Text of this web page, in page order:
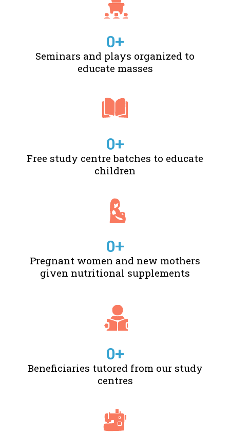
Seminars and plays organized to
educate masses
0+
Free study centre batches to educate
children
0+
Pregnant women and new mothers
given nutritional supplements
0+
Beneficiaries tutored from our study
centres
0+